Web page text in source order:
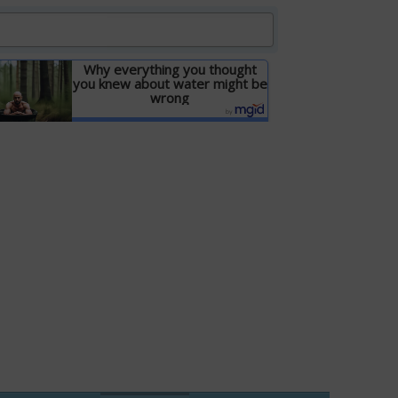
Why everything you thought
you knew about water might be
wrong